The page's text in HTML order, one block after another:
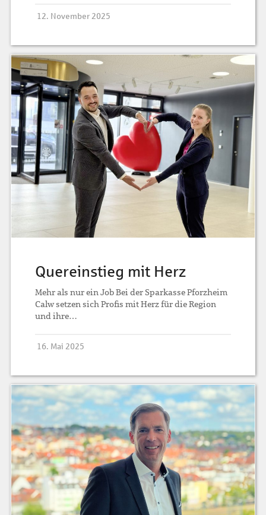
12. November 2025
Quereinstieg mit Herz
Mehr als nur ein Job Bei der Sparkasse Pforzheim
Calw setzen sich Profis mit Herz für die Region
und ihre…
16. Mai 2025